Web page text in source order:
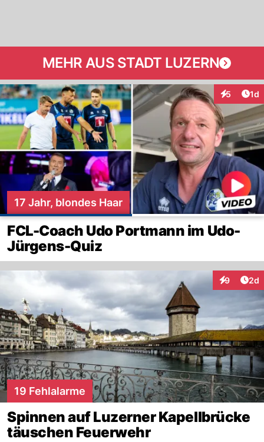
MEHR AUS STADT LUZERN
5 1d
17 Jahr, blondes Haar
FCL-Coach Udo Portmann im Udo-
Jürgens-Quiz
9 2d
19 Fehlalarme
Spinnen auf Luzerner Kapellbrücke
täuschen Feuerwehr